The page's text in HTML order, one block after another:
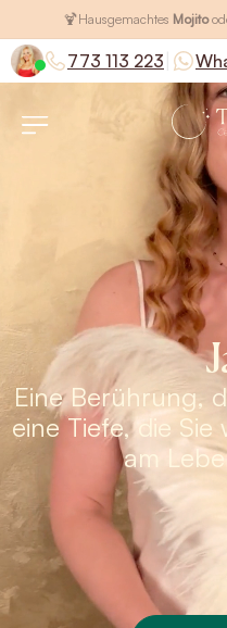
🍹Hausgemachtes Mojito
773 113 223
Eine Berührung,
eine Tiefe, die
am